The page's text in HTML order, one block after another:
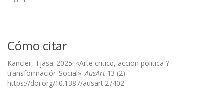
Cómo citar
Kancler, Tjasa. 2025. «Arte crítico, acción política Y
transformación Social». AusArt 13 (2).
https://doi.org/10.1387/ausart.27402.